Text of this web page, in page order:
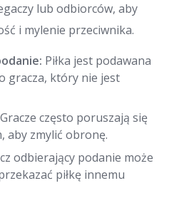
lub odbiorców, aby
i mylenie przeciwnika.
Piłka jest podawana
gracza, który nie jest
Gracze często poruszają się
aby zmylić obronę.
odbierający podanie może
piłkę innemu